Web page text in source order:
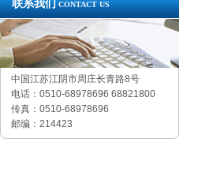
联系我们 CONTACT US
中国江苏江阴市周庄长青路8号
电话：0510-68978696 68821800
传真：0510-68978696
邮编：214423